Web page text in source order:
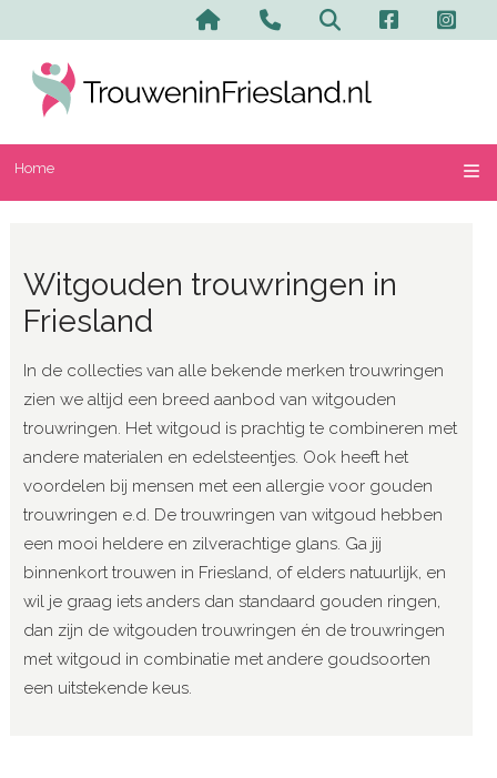
Home Contact en
Zoeken
Home
Witgouden trouwringen in
Friesland
In de collecties van alle bekende merken trouwringen
zien we altijd een breed aanbod van witgouden
trouwringen. Het witgoud is prachtig te combineren met
andere materialen en edelsteentjes. Ook heeft het
voordelen bij mensen met een allergie voor gouden
trouwringen e.d. De trouwringen van witgoud hebben
een mooi heldere en zilverachtige glans. Ga jij
binnenkort trouwen in Friesland, of elders natuurlijk, en
wil je graag iets anders dan standaard gouden ringen,
dan zijn de witgouden trouwringen én de trouwringen
met witgoud in combinatie met andere goudsoorten
een uitstekende keus.